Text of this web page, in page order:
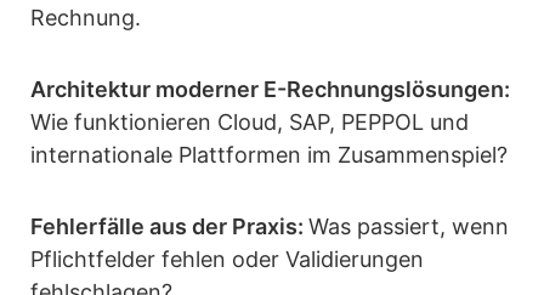
Rechnung.
Architektur moderner E-Rechnungslösungen:
Wie funktionieren Cloud, SAP, PEPPOL und
internationale Plattformen im Zusammenspiel?
Fehlerfälle aus der Praxis: Was passiert, wenn
Pflichtfelder fehlen oder Validierungen